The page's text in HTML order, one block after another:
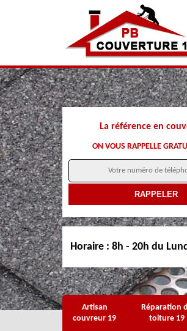
La référence en
ON VOUS RAPPELLE
Horaire : 8h - 20h du
Artisan
couvreur 19
Réparation
toiture 19